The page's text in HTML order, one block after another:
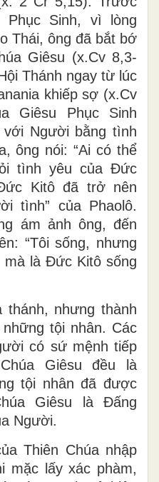
Phục Sinh, vì lòng
Thái, ông đã bắt bớ
Giêsu (x.Cv 8,3-
Thánh ngay từ lúc
khiếp sợ (x.Cv
Giêsu Phục Sinh
Người bằng tình
ông nói: “Ai có thể
tình yêu của Đức
Kitô đã trở nên
tình” của Phaolô.
ám ảnh ông, đến
“Tôi sống, nhưng
mà là Đức Kitô sống
thánh, nhưng thành
tội nhân. Các
có sứ mệnh tiếp
Giêsu đều là
tội nhân đã được
Giêsu là Đấng
Người.
Thiên Chúa nhập
mặc lấy xác phàm,